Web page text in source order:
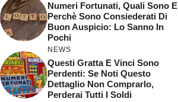
Numeri Fortunati, Quali Sono E
Perchè Sono Consiederati Di
Buon Auspicio: Lo Sanno In
Pochi
NEWS
Questi Gratta E Vinci Sono
Perdenti: Se Noti Questo
Dettaglio Non Comprarlo,
Perderai Tutti I Soldi